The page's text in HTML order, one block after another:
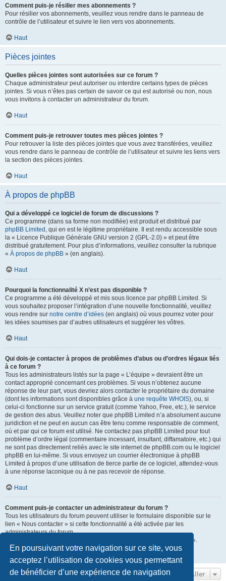
En poursuivant votre navigation sur ce site, vous
acceptez l’utilisation de cookies vous permettant
de bénéficier d’une expérience de navigation
Comment puis-je résilier mes abonnements ?
Pour résilier vos abonnements, veuillez vous rendre dans le panneau de
contrôle de l’utilisateur et suivre le lien vers vos abonnements.
Haut
Pièces jointes
Quelles pièces jointes sont autorisées sur ce forum ?
Chaque administrateur peut autoriser ou interdire certains types de pièces
jointes. Si vous n’êtes pas certain de savoir ce qui est autorisé ou non, nous
vous invitons à contacter un administrateur du forum.
Haut
Comment puis-je retrouver toutes mes pièces jointes ?
Pour retrouver la liste des pièces jointes que vous avez transférées, veuillez
vous rendre dans le panneau de contrôle de l’utilisateur et suivre les liens vers
la section des pièces jointes.
Haut
À propos de phpBB
Qui a développé ce logiciel de forum de discussions ?
Ce programme (dans sa forme non modifiée) est produit et distribué par
phpBB Limited , qui en est le légitime propriétaire. Il est rendu accessible sous
la « Licence Publique Générale GNU version 2 (GPL-2.0) » et peut être
distribué gratuitement. Pour plus d’informations, veuillez consulter la rubrique
« À propos de phpBB » (en anglais).
Haut
Pourquoi la fonctionnalité X n’est pas disponible ?
Ce programme a été développé et mis sous licence par phpBB Limited. Si
vous souhaitez proposer l’intégration d’une nouvelle fonctionnalité, veuillez
vous rendre sur notre centre d’idées (en anglais) où vous pourrez voter pour
les idées soumises par d’autres utilisateurs et suggérer les vôtres.
Haut
Qui dois-je contacter à propos de problèmes d’abus ou d’ordres légaux liés
à ce forum ?
Tous les administrateurs listés sur la page « L’équipe » devraient être un
contact approprié concernant ces problèmes. Si vous n’obtenez aucune
réponse de leur part, vous devriez alors contacter le propriétaire du domaine
(dont les informations sont disponibles grâce à une requête WHOIS), ou, si
celui-ci fonctionne sur un service gratuit (comme Yahoo, Free, etc.), le service
de gestion des abus. Veuillez noter que phpBB Limited n’a absolument aucune
juridiction et ne peut en aucun cas être tenu comme responsable de comment,
où et par qui ce forum est utilisé. Ne contactez pas phpBB Limited pour tout
problème d’ordre légal (commentaire incessant, insultant, diffamatoire, etc.) qui
ne sont pas directement reliés avec le site internet de phpBB.com ou le logiciel
phpBB en lui-même. Si vous envoyez un courrier électronique à phpBB
Limited à propos d’une utilisation de tierce partie de ce logiciel, attendez-vous
à une réponse laconique ou à ne pas recevoir de réponse.
Haut
Comment puis-je contacter un administrateur du forum ?
Tous les utilisateurs du forum peuvent utiliser le formulaire disponible sur le
lien « Nous contacter » si cette fonctionnalité a été activée par les
administrateurs du forum.
Les membres du forum peuvent également utiliser le lien « L’équipe ».
Aller